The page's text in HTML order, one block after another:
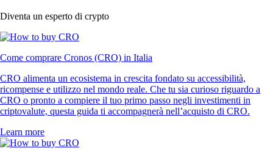
Diventa un esperto di crypto
Come comprare Cronos (CRO) in Italia
CRO alimenta un ecosistema in crescita fondato su accessibilità,
ricompense e utilizzo nel mondo reale. Che tu sia curioso riguardo a
CRO o pronto a compiere il tuo primo passo negli investimenti in
criptovalute, questa guida ti accompagnerà nell’acquisto di CRO.
Learn more